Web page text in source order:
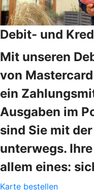
Debit- und
Mit unseren
von
ein
Ausgaben im
sind Sie mit
unterwegs.
allem eines:
Karte bestellen